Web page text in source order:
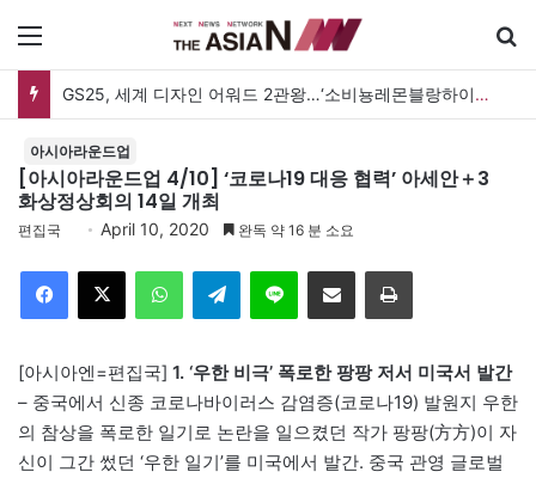
GS25, 세계 디자인 어워드 2관왕…‘소비뇽레몬블랑하이볼’ 디자인 경쟁력 인정
아시아라운드업
[아시아라운드업 4/10] ‘코로나19 대응 협력’ 아세안＋3
화상정상회의 14일 개최
편집국 April 10, 2020 완독 약 16 분 소요
Telegram 이메일
[아시아엔=편집국] 1. ‘우한 비극’ 폭로한 팡팡 저서 미국서 발간
– 중국에서 신종 코로나바이러스 감염증(코로나19) 발원지 우한
의 참상을 폭로한 일기로 논란을 일으켰던 작가 팡팡(方方)이 자
신이 그간 썼던 ‘우한 일기’를 미국에서 발간. 중국 관영 글로벌